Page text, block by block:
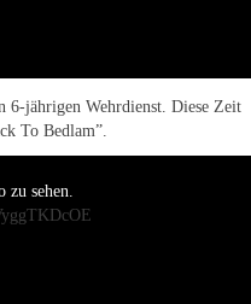
6-jährigen Wehrdienst. Diese Zeit
To Bedlam”.
sehen.